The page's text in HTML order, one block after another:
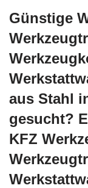
Günstige
aus Stahl
gesucht?
KFZ